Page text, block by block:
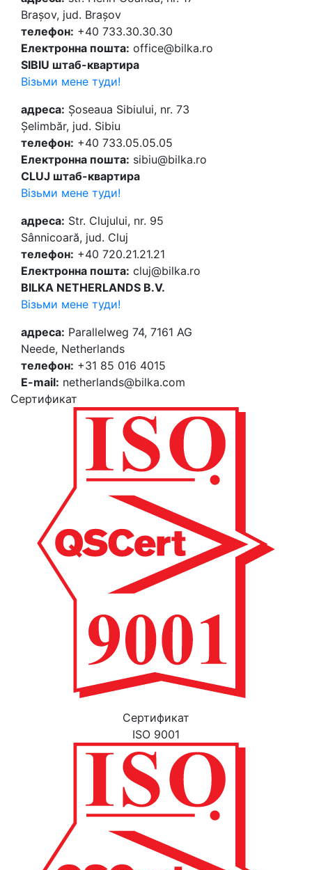
Brașov, jud. Brașov
телефон: +40 733.30.30.30
Електронна пошта: office@bilka.ro
SIBIU штаб-квартира
Візьми мене туди!
адреса: Șoseaua Sibiului, nr. 73
Șelimbăr, jud. Sibiu
телефон: +40 733.05.05.05
Електронна пошта: sibiu@bilka.ro
CLUJ штаб-квартира
Візьми мене туди!
адреса: Str. Clujului, nr. 95
Sânnicoară, jud. Cluj
телефон: +40 720.21.21.21
Електронна пошта: cluj@bilka.ro
BILKA NETHERLANDS B.V.
Візьми мене туди!
адреса: Parallelweg 74, 7161 AG
Neede, Netherlands
телефон: +31 85 016 4015
E-mail: netherlands@bilka.com
Cертификат
Cертификат
ISO 9001